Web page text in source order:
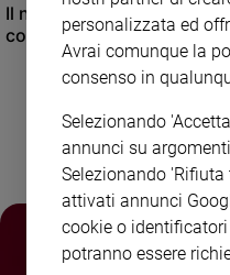
Il nuovo numero di
condirettore.personalizzata ed
Avrai comunque la
consenso in
Selezionando
annunci su
Selezionando
attivati annunci
cookie o
potranno essere